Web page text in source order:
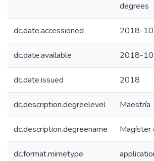
degrees
dc.date.accessioned 2018-
dc.date.available 2018-
dc.date.issued 2018
dc.description.degreelevel Maestría
dc.description.degreename Magíster
dc.format.mimetype